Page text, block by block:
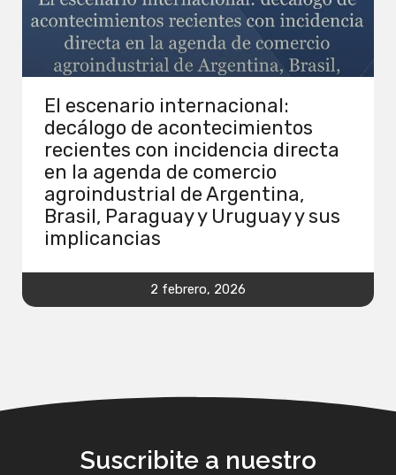
El escenario internacional:
decálogo de acontecimientos
recientes con incidencia directa
en la agenda de comercio
agroindustrial de Argentina,
Brasil, Paraguay y Uruguay y sus
implicancias
2 febrero, 2026
Suscribite a nuestro